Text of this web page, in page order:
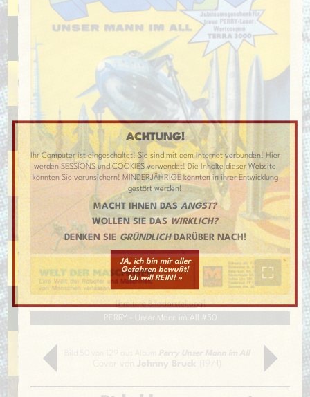
[breitere Bilddarstellung]
PERRY - Unser Mann im All #50
ACHTUNG!
Ihr Computer ist eingeschaltet! Sie sind mit dem Internet verbunden! Hier
werden SESSIONS und COOKIES verwendet! Die Inhalte dieser Website
könnten Sie verunsichern! MINDERJÄHRIGE könnten in ihrer Entwicklung
gestört werden!
MACHT IHNEN DAS ANGST?
WOLLEN SIE DAS WIRKLICH?
DENKEN SIEGRÜNDLICHDARÜBER NACH!
JA, ich bin mir aller
Gefahren bewußt!
Ich will REIN! »